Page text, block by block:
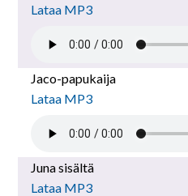
Lataa MP3
Jaco-papukaija
Lataa MP3
Juna sisältä
Lataa MP3